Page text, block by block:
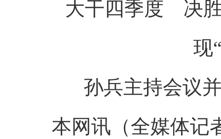
大干四季度 决胜
现
孙兵主持会议
本网讯（全媒体记者